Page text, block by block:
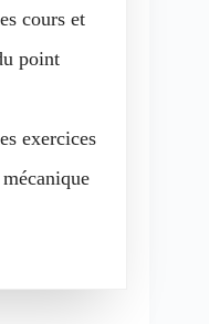
cours et
point
exercices